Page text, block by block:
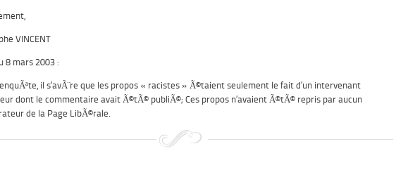
VINCENT
8 mars 2003 :
il s’avÃ¨re que les propos « racistes » Ã©taient seulement le fait d’un intervenant
dont le commentaire avait Ã©tÃ© publiÃ©; Ces propos n’avaient Ã©tÃ© repris par aucun
de la Page LibÃ©rale.